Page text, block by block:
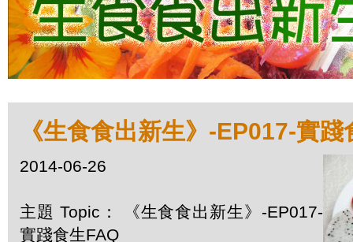
《生食食出新生》-EP017-實踐
2014-06-26
主題 Topic： 《生食食出新生》-EP017-
實踐食生FAQ